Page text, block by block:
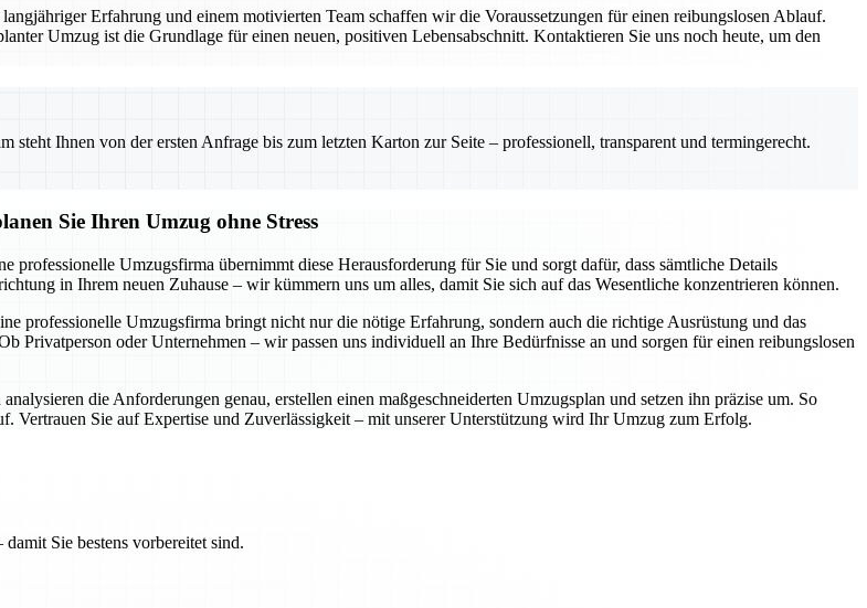
Erfahrung und einem motivierten Team schaffen wir die Voraussetzungen für einen reibungslosen Ablauf.
Umzug ist die Grundlage für einen neuen, positiven Lebensabschnitt. Kontaktieren Sie uns noch heute, um den
steht Ihnen von der ersten Anfrage bis zum letzten Karton zur Seite – professionell, transparent und termingerecht.
Sie Ihren Umzug ohne Stress
Umzugsfirma übernimmt diese Herausforderung für Sie und sorgt dafür, dass sämtliche Details
in Ihrem neuen Zuhause – wir kümmern uns um alles, damit Sie sich auf das Wesentliche konzentrieren können.
professionelle Umzugsfirma bringt nicht nur die nötige Erfahrung, sondern auch die richtige Ausrüstung und das
Privatperson oder Unternehmen – wir passen uns individuell an Ihre Bedürfnisse an und sorgen für einen reibungslosen
die Anforderungen genau, erstellen einen maßgeschneiderten Umzugsplan und setzen ihn präzise um. So
Vertrauen Sie auf Expertise und Zuverlässigkeit – mit unserer Unterstützung wird Ihr Umzug zum Erfolg.
Sie bestens vorbereitet sind.